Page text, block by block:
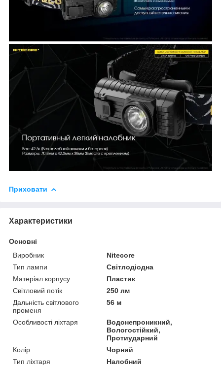
Приховати
Характеристики
Основні
Виробник
Nitecore
Тип лампи
Світлодіодна
Матеріал корпусу
Пластик
Світловий потік
250 лм
Дальність світлового
променя
56 м
Особливості ліхтаря
Водонепроникний,
Вологостійкий,
Протиударний
Колір
Чорний
Тип ліхтаря
Налобний